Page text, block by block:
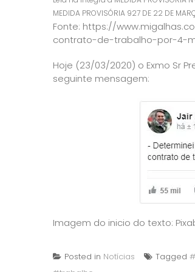
MEDIDA PROVISÓRIA 927 DE 22 DE
Fonte: https://
contrato-de-trabalho-por-4-
Hoje (23/03/2020) o Exmo Sr
seguinte mensagem:
Imagem do inicio do texto:
Posted in Notícias Tagged